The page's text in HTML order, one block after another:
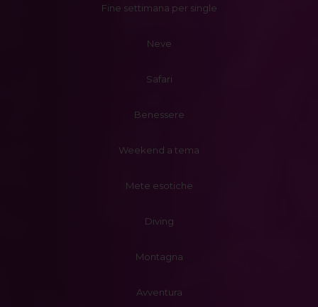
Fine settimana per single
Neve
Safari
Benessere
Weekend a tema
Mete esotiche
Diving
Montagna
Avventura